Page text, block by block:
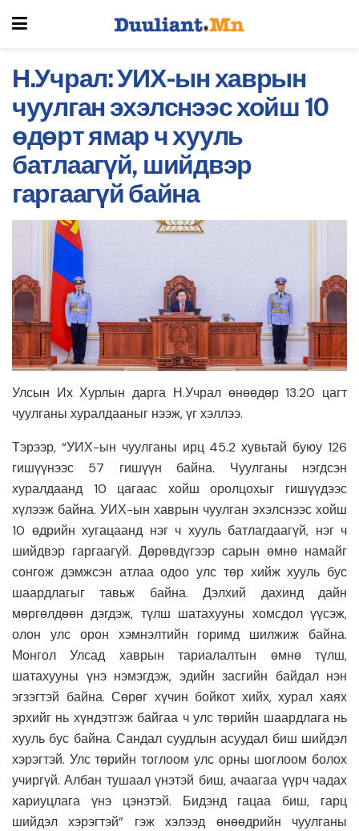
Н.Учрал: УИХ-ын хаврын
чуулган эхэлснээс хойш 10
өдөрт ямар ч хууль
батлаагүй, шийдвэр
гаргаагүй байна
Улсын Их Хурлын дарга Н.Учрал өнөөдөр 13.20 цагт
чуулганы хуралдааныг нээж, үг хэллээ.
Тэрээр, “УИХ-ын чуулганы ирц 45.2 хувьтай буюу 126
гишүүнээс 57 гишүүн байна. Чуулганы нэгдсэн
хуралдаанд 10 цагаас хойш оролцохыг гишүүдээс
хүлээж байна. УИХ-ын хаврын чуулган эхэлснээс хойш
10 өдрийн хугацаанд нэг ч хууль батлагдаагүй, нэг ч
шийдвэр гаргаагүй. Дөрөвдүгээр сарын өмнө намайг
сонгож дэмжсэн атлаа одоо улс төр хийж хууль бус
шаардлагыг тавьж байна. Дэлхий дахинд дайн
мөргөлдөөн дэгдэж, түлш шатахууны хомсдол үүсэж,
олон улс орон хэмнэлтийн горимд шилжиж байна.
Монгол Улсад хаврын тариалалтын өмнө түлш,
шатахууны үнэ нэмэгдэж, эдийн засгийн байдал нэн
эгзэгтэй байна. Сөрөг хүчин бойкот хийх, хурал хаях
эрхийг нь хүндэтгэж байгаа ч улс төрийн шаардлага нь
хууль бус байна. Сандал суудлын асуудал биш шийдэл
хэрэгтэй. Улс төрийн тоглоом улс орны шоглоом болох
учиргүй. Албан тушаал үнэтэй биш, ачаагаа үүрч чадах
хариуцлага үнэ цэнэтэй. Бидэнд гацаа биш, гарц
шийдэл хэрэгтэй” гэж хэлээд өнөөдрийн чуулганы